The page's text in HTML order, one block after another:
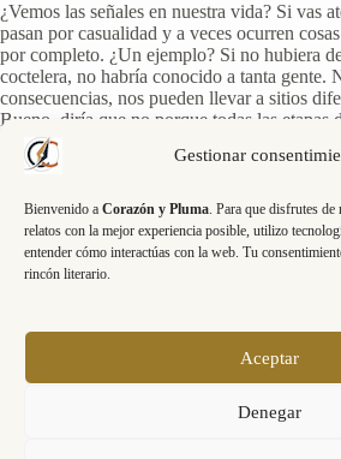
Gestionar
Bienvenido a Corazón y Pluma. Para que disfrutes
relatos con la mejor experiencia posible, utilizo
entender cómo interactúas con la web. Tu
rincón literario.
Aceptar
Denegar
¿Vemos las señales en nuestra vida? Si vas
pasan por casualidad y a veces ocurren
por completo. ¿Un ejemplo? Si no hubiera
coctelera, no habría conocido a tanta gente.
consecuencias, nos pueden llevar a sitios
Bueno, diría que no porque todas las etapas
necesarias para la persona que lo recorre.
veces un pinchazo nos puede librar de un
es algo secundario. Pueden ser señales
Nosotros en nuestros viajes siempre
piscinas a la vista. ¿Por qué? porque la
camino de mi casa a mi marido le fui
señales, a veces tienen forma de personas,
sentimientos. Por ejemplo, que nos duela
llamarnos la atención de que hay que